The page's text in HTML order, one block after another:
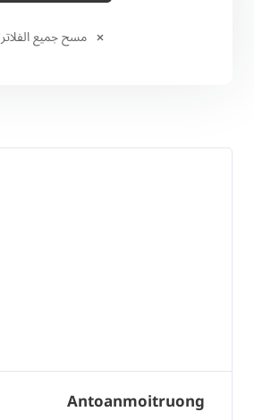
مسح جميع الفلاتر
Antoanmoitruong